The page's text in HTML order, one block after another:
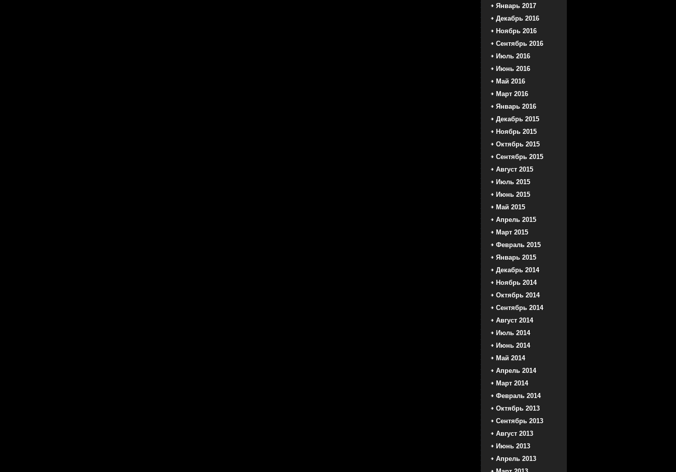
Январь 2017
Декабрь 2016
Ноябрь 2016
Сентябрь 2016
Июль 2016
Июнь 2016
Май 2016
Март 2016
Январь 2016
Декабрь 2015
Ноябрь 2015
Октябрь 2015
Сентябрь 2015
Август 2015
Июль 2015
Июнь 2015
Май 2015
Апрель 2015
Март 2015
Февраль 2015
Январь 2015
Декабрь 2014
Ноябрь 2014
Октябрь 2014
Сентябрь 2014
Август 2014
Июль 2014
Июнь 2014
Май 2014
Апрель 2014
Март 2014
Февраль 2014
Октябрь 2013
Сентябрь 2013
Август 2013
Июнь 2013
Апрель 2013